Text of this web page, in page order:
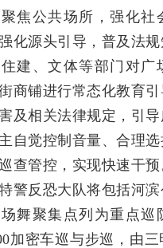
公共场所，强化社
化源头引导，普及法
建、文体等部门对广
商铺进行常态化教育
及相关法律规定，引
自觉控制音量、合理选
查管控，实现快速干
警反恐大队将包括河
舞聚集点列为重点巡
加密车巡与步巡，由